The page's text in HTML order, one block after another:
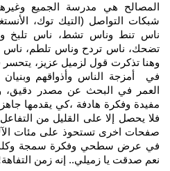
المصالح هي مدرسة الجميع
شبكات التواصل (التيك توك،
ناس تنط وناس تشط، ناس تلبخ
تضحك، ناس تردح وناس تلطم، ناس
وهنا تذكرت قول لزميل عزيز، يتحسر
في أمزجة الناس وأذواقهم
العمر في البحث عن مصدر دقيق،
مفيدة وفكرة هادفة ،كي يقدمها
فلا يحصل إلا على القليل من
صفحات اخرى تستحوذ على مئات
في عرض سطحي وفكرة سمجة وكلمة
نعم صدقت يا زميلي.. إنه زمن التفاهة